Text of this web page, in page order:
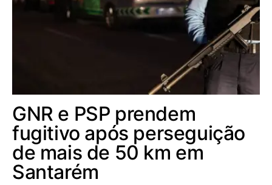
GNR e PSP prendem
fugitivo após perseguição
de mais de 50 km em
Santarém